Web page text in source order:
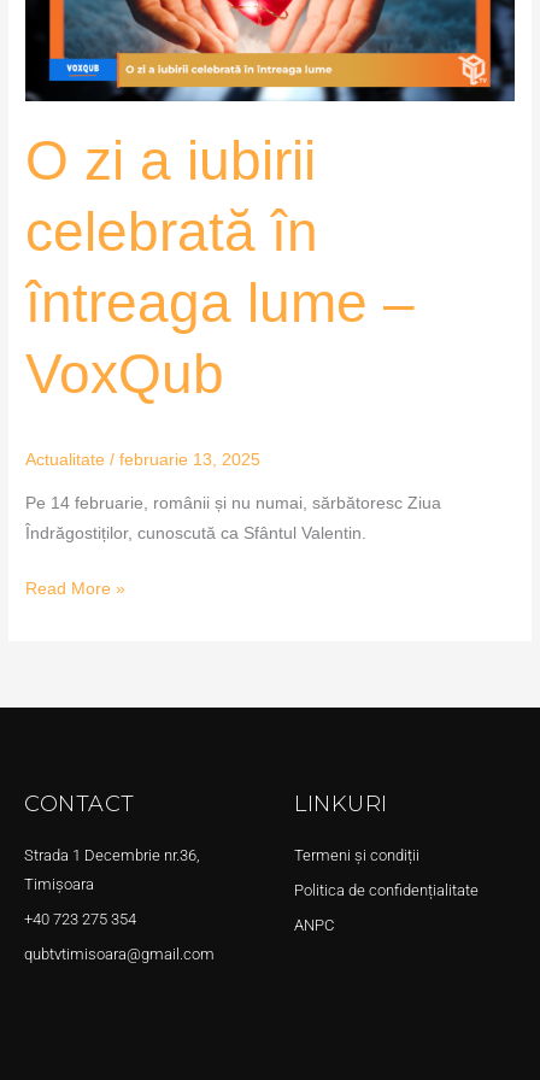
O zi a iubirii
celebrată în
întreaga lume –
VoxQub
Actualitate /februarie 13, 2025
Pe 14 februarie, românii și nu numai, sărbătoresc Ziua
Îndrăgostiților, cunoscută ca Sfântul Valentin.
întreaga
Read More »
CONTACT
Strada 1 Decembrie nr.36,
Timișoara
+40 723 275 354
qubtvtimisoara@gmail.com
LINKURI
Termeni și condiții
Politica de confidențialitate
ANPC